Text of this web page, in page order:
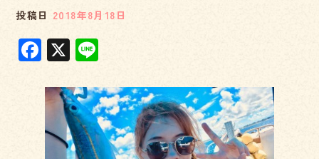
投稿日 2018年8月18日
F
c
e
b
X
e